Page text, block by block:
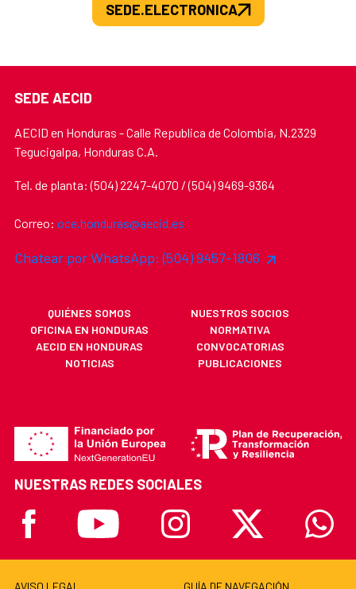
SEDE.ELECTRONICA
SEDE AECID
AECID en Honduras - Calle Republica de Colombia, N.2329
Tegucigalpa, Honduras C.A.
Tel. de planta: (504) 2247-4070 / (504) 9469-9364
Correo: oce.honduras@aecid.es
Chatear por WhatsApp: (504) 9457-1806
QUIÉNES SOMOS
NUESTROS SOCIOS
OFICINA EN HONDURAS
NORMATIVA
AECID EN HONDURAS
CONVOCATORIAS
NOTICIAS
PUBLICACIONES
NUESTRAS REDES SOCIALES
FacebookYoutube Instagram X